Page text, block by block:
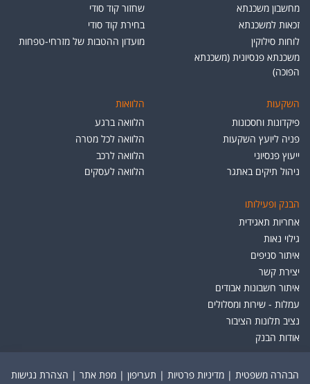
מחשבון משכנתא
זכאות למשכנתא
לוחות סילוקין
משכנתא פנסיונית (משכנתא
הפוכה)
שחזור קוד סודי
בחירת קוד סודי
מועדון ההטבות של מזרחי-טפחות
השקעות
פיקדונות וחסכונות
פניה ליועץ השקעות
ייעוץ פנסיוני
ניהול תיקים באתגר
הלוואות
הלוואה ברגע
הלוואה לכל מטרה
הלוואה לרכב
הלוואה לעסקים
הבנק ופעילותו
אחריות תאגידית
גילוי נאות
איתור סניפים
יצירת קשר
איתור חשבונות אבודים
עמלות - שירות ומסלולים
נציב תלונות הציבור
אודות הבנק
הבהרה משפטית | מדיניות פרטיות | תעריפון | מפת אתר | הצהרת נגישות